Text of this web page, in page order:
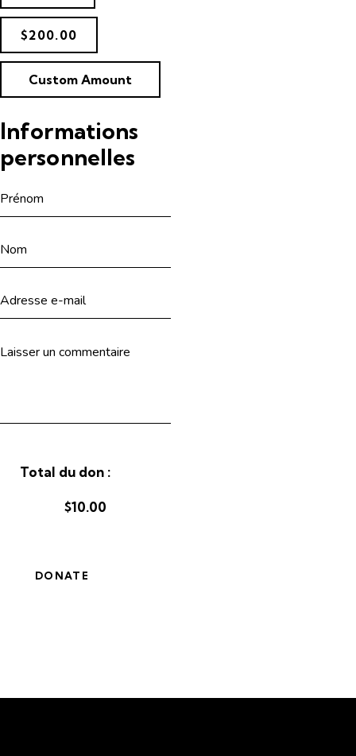
$200.00
Custom Amount
Informations
personnelles
Total du don :
$10.00